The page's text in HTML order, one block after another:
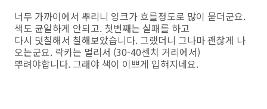
너무 가까이에서 뿌리니 잉크가 흐를정도로 많이 묻더군요.
색도 균일하게 안되고. 첫번째는 실패를 하고
다시 덧칠해서 칠해보았습니다. 그랬더니 그나마 괜찮게 나
오는군요. 락카는 멀리서 (30-40센치 거리에서)
뿌려야합니다. 그래야 색이 이쁘게 입혀지네요.